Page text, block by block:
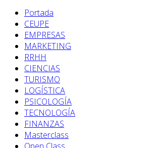
Portada
CEUPE
EMPRESAS
MARKETING
RRHH
CIENCIAS
TURISMO
LOGÍSTICA
PSICOLOGÍA
TECNOLOGÍA
FINANZAS
Masterclass